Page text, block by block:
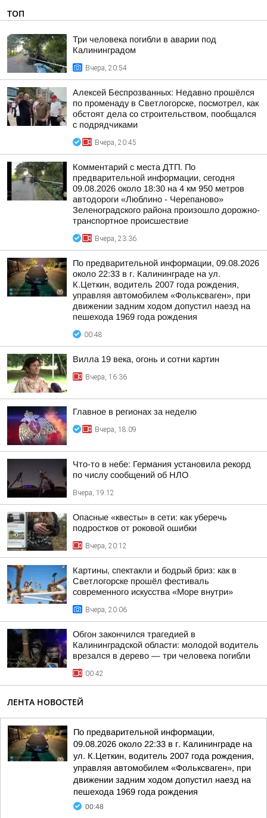
ТОП
Три человека погибли в аварии под
Калининградом
Вчера, 20:54
Алексей Беспрозванных: Недавно прошёлся
по променаду в Светлогорске, посмотрел, как
обстоят дела со строительством, пообщался
с подрядчиками
Вчера, 20:45
Комментарий с места ДТП. По
предварительной информации, сегодня
09.08.2026 около 18:30 на 4 км 950 метров
автодороги «Люблино - Черепаново»
Зеленоградского района произошло дорожно-
транспортное происшествие
Вчера, 23:36
По предварительной информации, 09.08.2026
около 22:33 в г. Калининграде на ул.
К.Цеткин, водитель 2007 года рождения,
управляя автомобилем «Фольксваген», при
движении задним ходом допустил наезд на
пешехода 1969 года рождения
00:48
Вилла 19 века, огонь и сотни картин
Вчера, 16:36
Главное в регионах за неделю
Вчера, 18:09
Что-то в небе: Германия установила рекорд
по числу сообщений об НЛО
Вчера, 19:12
Опасные «квесты» в сети: как уберечь
подростков от роковой ошибки
Вчера, 20:12
Картины, спектакли и бодрый бриз: как в
Светлогорске прошёл фестиваль
современного искусства «Море внутри»
Вчера, 20:06
Обгон закончился трагедией в
Калининградской области: молодой водитель
врезался в дерево — три человека погибли
00:42
ЛЕНТА НОВОСТЕЙ
По предварительной информации,
09.08.2026 около 22:33 в г. Калининграде на
ул. К.Цеткин, водитель 2007 года рождения,
управляя автомобилем «Фольксваген», при
движении задним ходом допустил наезд на
пешехода 1969 года рождения
00:48